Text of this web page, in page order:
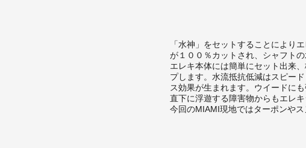
「水神」をセットすることにより
が１００％カットされ、シャフト
エレキ本体には簡単にセット出来
プします。水流抵抗低減はスピー
ス効果が生まれます。ウイードに
直下に浮遊する障害物からもエレ
今回のMIAMI現地ではターポンや